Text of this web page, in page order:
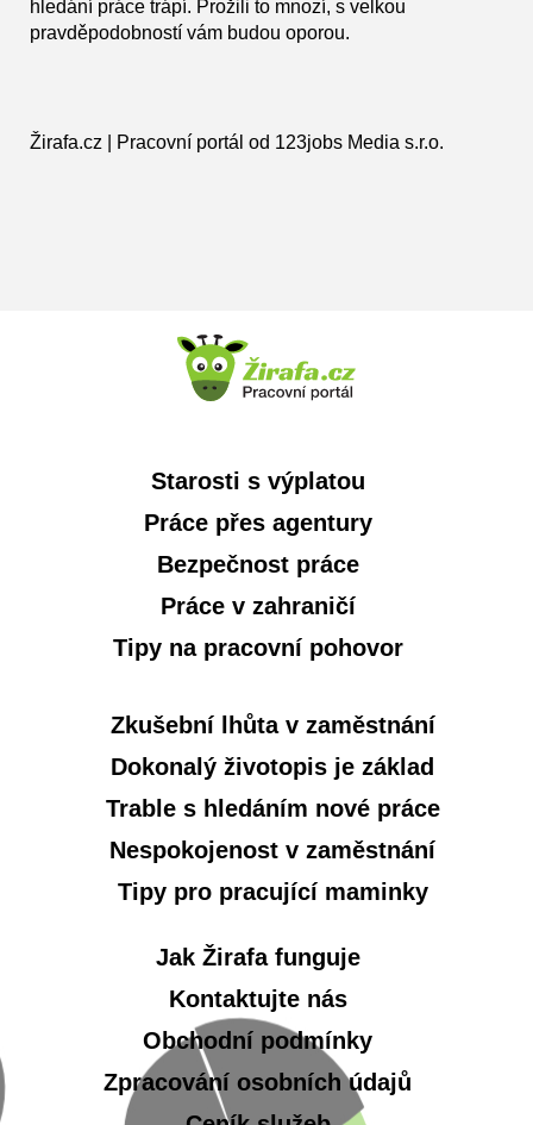
hledání práce trápí. Prožili to mnozí, s velkou
pravděpodobností vám budou oporou.
Žirafa.cz | Pracovní portál od 123jobs Media s.r.o.
Starosti s výplatou
Práce přes agentury
Bezpečnost práce
Práce v zahraničí
Tipy na pracovní pohovor
Zkušební lhůta v zaměstnání
Dokonalý životopis je základ
Trable s hledáním nové práce
Nespokojenost v zaměstnání
Tipy pro pracující maminky
Jak Žirafa funguje
Kontaktujte nás
Obchodní podmínky
Zpracování osobních údajů